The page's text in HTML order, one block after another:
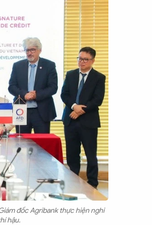
đốc Agribank thực hiện nghi
hậu.